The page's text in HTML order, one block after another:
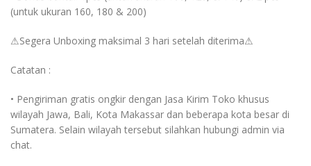
(untuk ukuran 160, 180 & 200)
⚠Segera Unboxing maksimal 3 hari setelah diterima⚠
Catatan :
• Pengiriman gratis ongkir dengan Jasa Kirim Toko khusus
wilayah Jawa, Bali, Kota Makassar dan beberapa kota besar di
Sumatera. Selain wilayah tersebut silahkan hubungi admin via
chat.